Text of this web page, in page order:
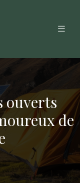
ouverts
de